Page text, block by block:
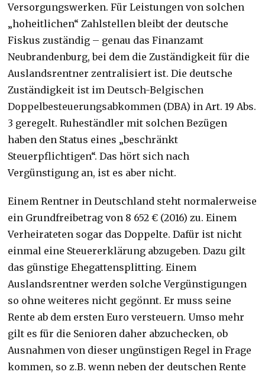
Versorgungswerken. Für Leistungen von solchen
„hoheitlichen“ Zahlstellen bleibt der deutsche
Fiskus zuständig – genau das Finanzamt
Neubrandenburg, bei dem die Zuständigkeit für die
Auslandsrentner zentralisiert ist. Die deutsche
Zuständigkeit ist imDeutsch-Belgischen
Doppelbesteuerungsabkommen (DBA) in Art. 19 Abs.
3 geregelt.Ruheständler mit solchen Bezügen
haben den Status eines „beschränkt
Steuerpflichtigen“. Das hört sich nach
Vergünstigung an, ist es aber nicht.
Einem Rentner in Deutschland steht normalerweise
ein Grundfreibetrag von 8 652 € (2016) zu. Einem
Verheirateten sogar das Doppelte. Dafür ist nicht
einmal eine Steuererklärung abzugeben. Dazu gilt
das günstige Ehegattensplitting. Einem
Auslandsrentner werden solche Vergünstigungen
so ohne weiteres nicht gegönnt. Er muss seine
Rente ab dem ersten Euro versteuern. Umso mehr
gilt es für die Senioren daher abzuchecken, ob
Ausnahmen von dieser ungünstigen Regel in Frage
kommen, so z.B. wenn neben der deutschen Rente